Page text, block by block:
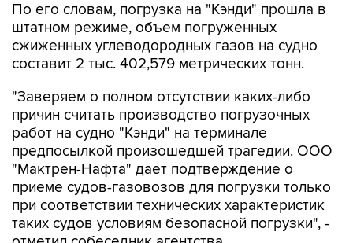
По его словам, погрузка на "Кэнди" прошла в
штатном режиме, объем погруженных
сжиженных углеводородных газов на судно
составит 2 тыс. 402,579 метрических тонн.
"Заверяем о полном отсутствии каких-либо
причин считать производство погрузочных
работ на судно "Кэнди" на терминале
предпосылкой произошедшей трагедии. ООО
"Мактрен-Нафта" дает подтверждение о
приеме судов-газовозов для погрузки только
при соответствии технических характеристик
таких судов условиям безопасной погрузки", -